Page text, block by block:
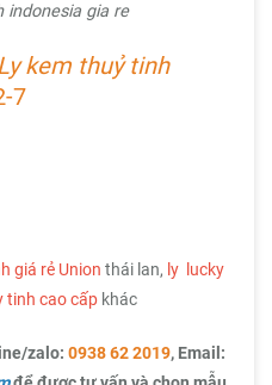
indonesia gia re
kem thuỷ tinh
7
giá rẻ Union thái lan, ly lucky
tinh cao cấp khác
zalo: 0938 62 2019, Email: